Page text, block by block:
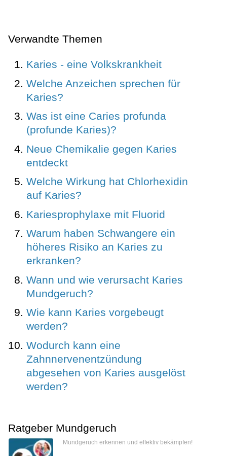
Verwandte Themen
Karies - eine Volkskrankheit
Welche Anzeichen sprechen für
Karies?
Was ist eine Caries profunda
(profunde Karies)?
Neue Chemikalie gegen Karies
entdeckt
Welche Wirkung hat Chlorhexidin
auf Karies?
Kariesprophylaxe mit Fluorid
Warum haben Schwangere ein
höheres Risiko an Karies zu
erkranken?
Wann und wie verursacht Karies
Mundgeruch?
Wie kann Karies vorgebeugt
werden?
Wodurch kann eine
Zahnnervenentzündung
abgesehen von Karies ausgelöst
werden?
Ratgeber Mundgeruch
Mundgeruch erkennen und effektiv bekämpfen!